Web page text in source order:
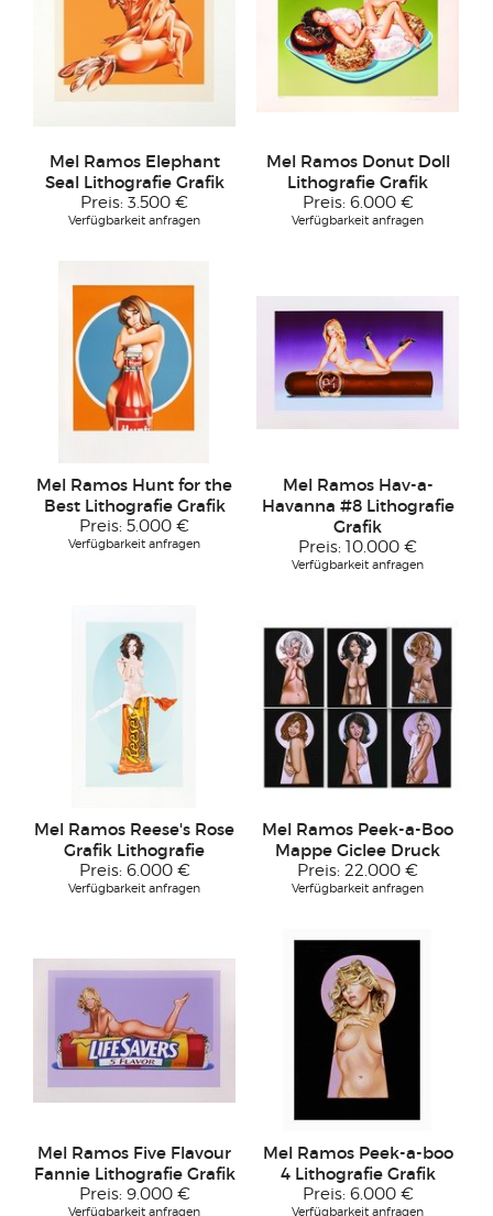
Mel Ramos Elephant
Seal Lithografie Grafik
Preis: 3.500 €
Verfügbarkeit anfragen
Mel Ramos Donut Doll
Lithografie Grafik
Preis: 6.000 €
Verfügbarkeit anfragen
Mel Ramos Hunt for the
Best Lithografie Grafik
Preis: 5.000 €
Verfügbarkeit anfragen
Mel Ramos Hav-a-
Havanna #8 Lithografie
Grafik
Preis: 10.000 €
Verfügbarkeit anfragen
Mel Ramos Reese's Rose
Grafik Lithografie
Preis: 6.000 €
Verfügbarkeit anfragen
Mel Ramos Peek-a-Boo
Mappe Giclee Druck
Preis: 22.000 €
Verfügbarkeit anfragen
Mel Ramos Five Flavour
Fannie Lithografie Grafik
Preis: 9.000 €
Verfügbarkeit anfragen
Mel Ramos Peek-a-boo
4 Lithografie Grafik
Preis: 6.000 €
Verfügbarkeit anfragen